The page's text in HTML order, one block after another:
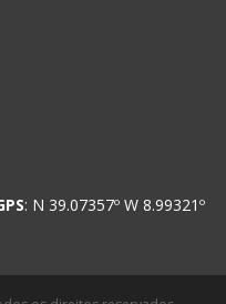
: N 39.07357º W 8.99321º